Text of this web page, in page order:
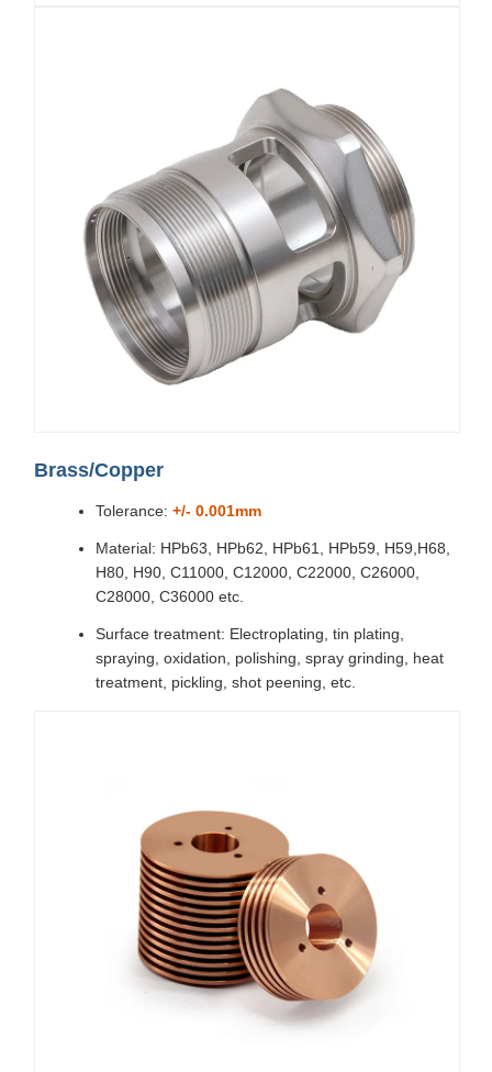
Brass/Copper
Tolerance: +/- 0.001mm
Material: HPb63, HPb62, HPb61, HPb59, H59,H68,
H80, H90, C11000, C12000, C22000, C26000,
C28000, C36000 etc.
Surface treatment: Electroplating, tin plating,
spraying, oxidation, polishing, spray grinding, heat
treatment, pickling, shot peening, etc.